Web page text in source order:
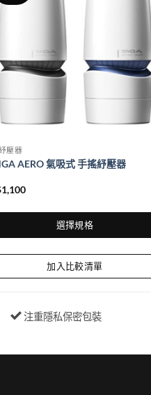
壓器
AERO 氣吸式 手搖紓壓器
1,100
選擇規格
加入比較清單
注重隱私保密包裝